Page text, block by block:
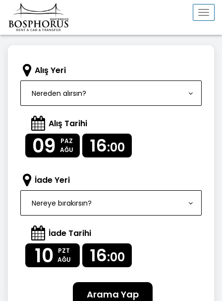
Alış Yeri
Nereden alırsın?
Alış Tarihi
09
PAZ
AĞU
16:00
İade Yeri
Nereye bırakırsın?
İade Tarihi
10
PZT
AĞU
16:00
Arama Yap